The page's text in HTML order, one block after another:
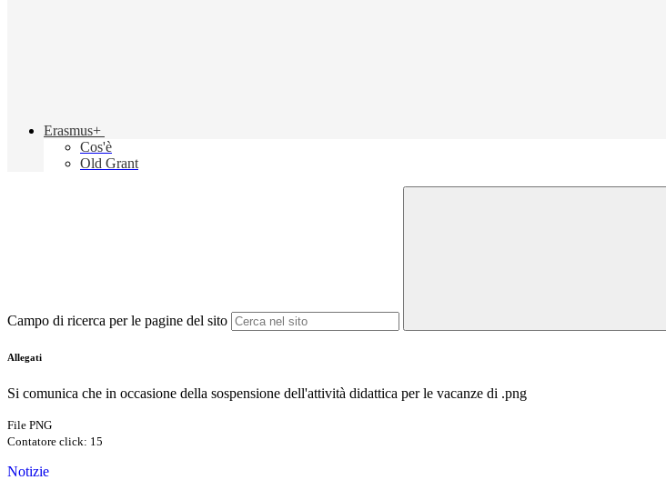
Erasmus+
Cos'è
Old Grant
Campo di ricerca per le pagine del sito
Allegati
Si comunica che in occasione della sospensione dell'attività didattica per le vacanze di .png
File PNG
Contatore click: 15
Notizie